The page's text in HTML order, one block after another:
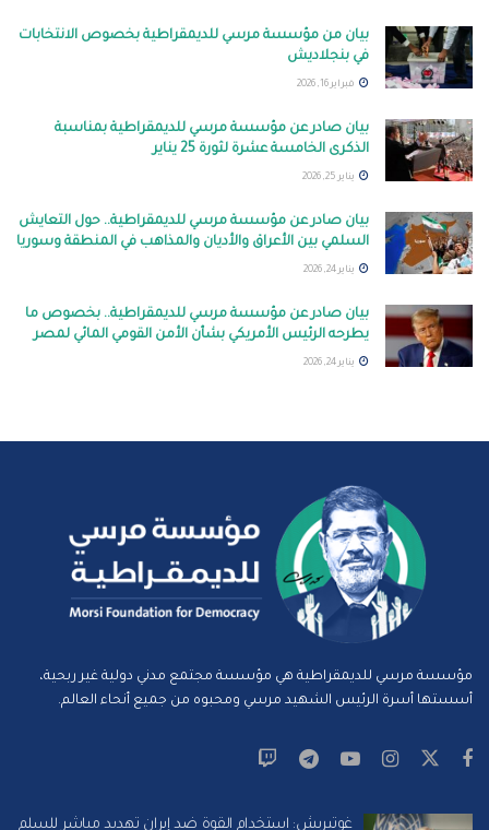
بيان من مؤسسة مرسي للديمقراطية بخصوص الانتخابات
في بنجلاديش
فبراير 16, 2026
بيان صادر عن مؤسسة مرسي للديمقراطية بمناسبة
الذكرى الخامسة عشرة لثورة 25 يناير
يناير 25, 2026
بيان صادر عن مؤسسة مرسي للديمقراطية.. حول التعايش
السلمي بين الأعراق والأديان والمذاهب في المنطقة وسوريا
يناير 24, 2026
بيان صادر عن مؤسسة مرسي للديمقراطية.. بخصوص ما
يطرحه الرئيس الأمريكي بشأن الأمن القومي المائي لمصر
يناير 24, 2026
مؤسسة مرسي للديمقراطية هي مؤسسة مجتمع مدني دولية غير ربحية،
أسستها أسرة الرئيس الشهيد مرسي ومحبوه من جميع أنحاء العالم.
غوتيريش: استخدام القوة ضد إيران تهديد مباشر للسلم